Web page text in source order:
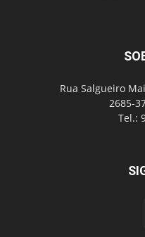
Rua Salgueiro
2685-
Tel.: